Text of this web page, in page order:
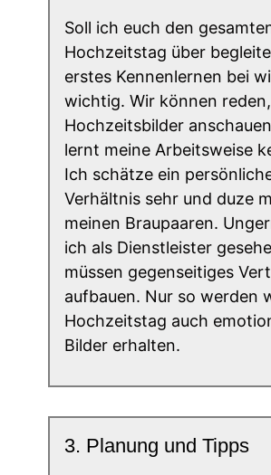
Soll ich euch den
Hochzeitstag über
erstes Kennenlernen bei
wichtig. Wir können reden,
Hochzeitsbilder
lernt meine Arbeitsweise
Ich schätze ein
Verhältnis sehr und duze
meinen Braupaaren.
ich als Dienstleister
müssen gegenseitiges
aufbauen. Nur so werden
Hochzeitstag auch
Bilder erhalten.
3. Planung und Tipps